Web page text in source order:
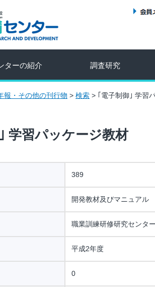
ターの紹介 調査研究
報・その他の刊行物 > 検索 > ｢電子制御｣ 学習
学習パッケージ教材
389
開発教材及びマニュアル
職業訓練研修研究センタ
平成2年度
0